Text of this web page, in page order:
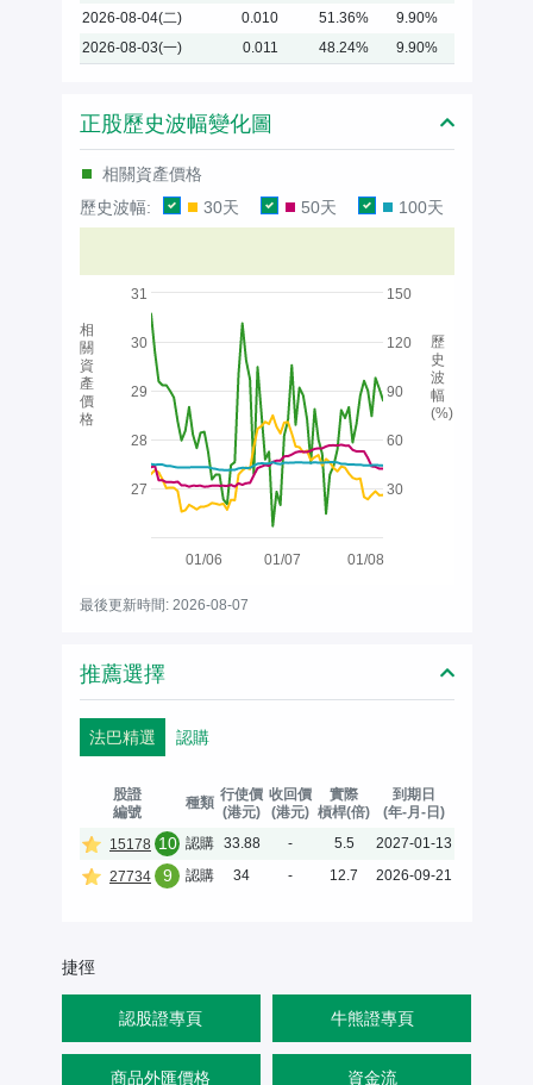
2026-08-04(二) 0.010 51.36%
9.90%
2026-08-03(一)
0.011 48.24% 9.90%
正股歷史波幅變化圖
相關資產價格
歷史波幅:
30天 50天 100天
01/06 01/07 01/08
27
28
29
30
31
30
60
90
120
150
相
關
資
產
價
格
歷
史
波
幅
(%)
最後更新時間: 2026-08-07
推薦選擇
法巴精選 認購
股證
編號
種類 行使價
(港元)
收回價
(港元)
實際
槓桿(倍)
到期日
(年-月-日)
15178 10 認購 33.88 - 5.5
2027-01-13
27734
9 認購 34 - 12.7 2026-09-21
捷徑
認股證專頁 牛熊證專頁
商品外匯價格 資金流